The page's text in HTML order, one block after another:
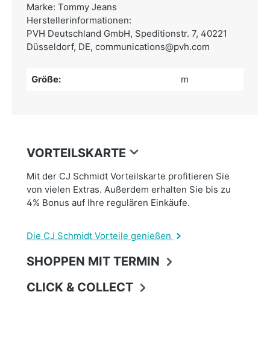
Marke: Tommy Jeans
Herstellerinformationen:
PVH Deutschland GmbH, Speditionstr. 7, 40221
Düsseldorf, DE, communications@pvh.com
Größe: m
VORTEILSKARTE
Mit der CJ Schmidt Vorteilskarte profitieren Sie
von vielen Extras. Außerdem erhalten Sie bis zu
4% Bonus auf Ihre regulären Einkäufe.
Die CJ Schmidt Vorteile genießen
SHOPPEN MIT TERMIN
CLICK & COLLECT